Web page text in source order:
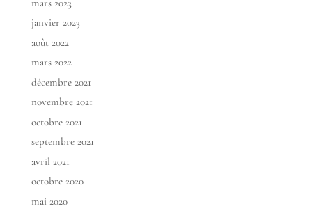
mars 2023
janvier 2023
août 2022
mars 2022
décembre 2021
novembre 2021
octobre 2021
septembre 2021
avril 2021
octobre 2020
mai 2020